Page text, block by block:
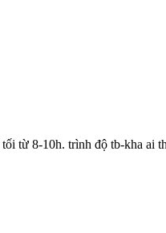
từ 8-10h. trình độ tb-kha ai